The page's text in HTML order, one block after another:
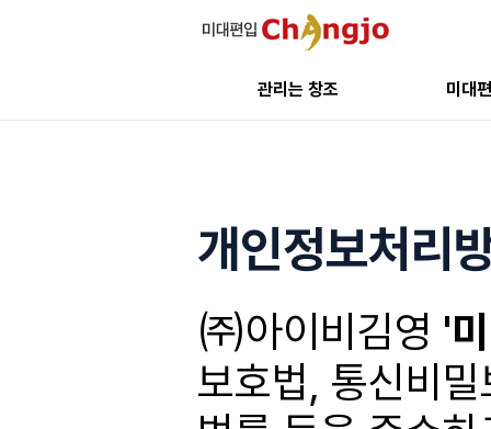
관리는 창조 미대
개인정보처리
㈜아이비김영 '
보호법, 통신비